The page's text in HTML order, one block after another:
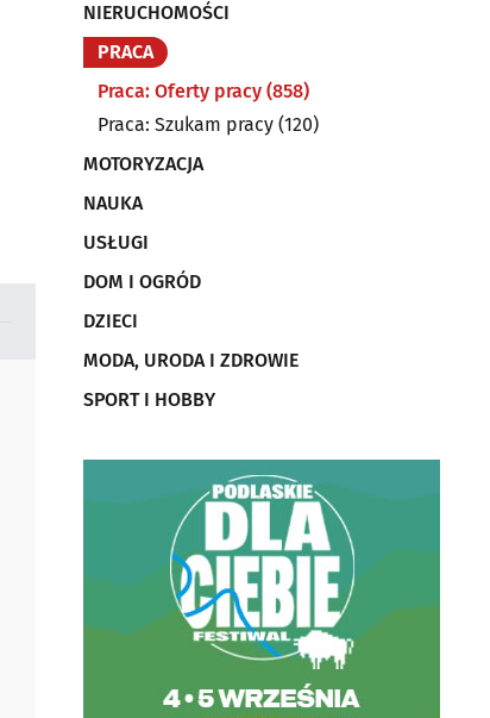
NIERUCHOMOŚCI
PRACA
Praca: Oferty pracy (858)
Praca: Szukam pracy (120)
MOTORYZACJA
NAUKA
USŁUGI
DOM I OGRÓD
DZIECI
MODA, URODA I ZDROWIE
SPORT I HOBBY